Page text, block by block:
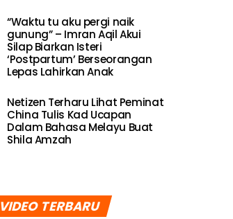
“Waktu tu aku pergi naik
gunung” – Imran Aqil Akui
Silap Biarkan Isteri
‘Postpartum’ Berseorangan
Lepas Lahirkan Anak
Netizen Terharu Lihat Peminat
China Tulis Kad Ucapan
Dalam Bahasa Melayu Buat
Shila Amzah
VIDEO TERBARU